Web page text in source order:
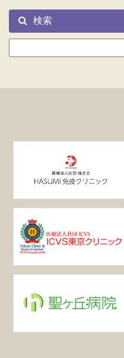
検索